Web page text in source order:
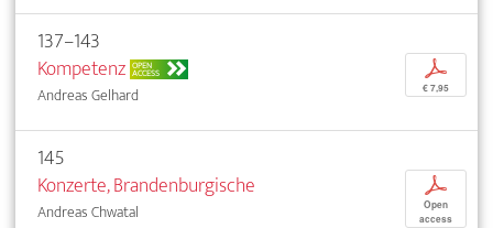
137–143
Kompetenz OPEN
ACCESS
Andreas Gelhard
p
€ 7,95
145
Konzerte, Brandenburgische
Andreas Chwatal
p
Open
access